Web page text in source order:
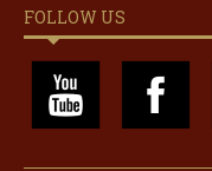
FOLLOW US